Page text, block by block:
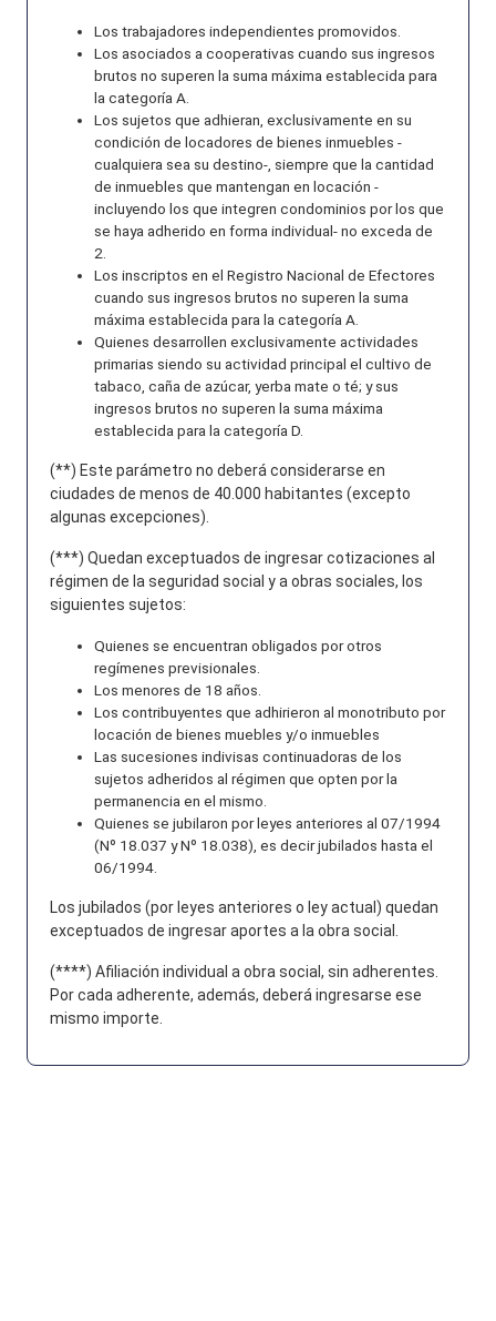
Los trabajadores independientes promovidos.
Los asociados a cooperativas cuando sus ingresos
brutos no superen la suma máxima establecida para
la categoría A.
Los sujetos que adhieran, exclusivamente en su
condición de locadores de bienes inmuebles -
cualquiera sea su destino-, siempre que la cantidad
de inmuebles que mantengan en locación -
incluyendo los que integren condominios por los que
se haya adherido en forma individual- no exceda de
2.
Los inscriptos en el Registro Nacional de Efectores
cuando sus ingresos brutos no superen la suma
máxima establecida para la categoría A.
Quienes desarrollen exclusivamente actividades
primarias siendo su actividad principal el cultivo de
tabaco, caña de azúcar, yerba mate o té; y sus
ingresos brutos no superen la suma máxima
establecida para la categoría D.
(**) Este parámetro no deberá considerarse en
ciudades de menos de 40.000 habitantes (excepto
algunas excepciones).
(***) Quedan exceptuados de ingresar cotizaciones al
régimen de la seguridad social y a obras sociales, los
siguientes sujetos:
Quienes se encuentran obligados por otros
regímenes previsionales.
Los menores de 18 años.
Los contribuyentes que adhirieron al monotributo por
locación de bienes muebles y/o inmuebles
Las sucesiones indivisas continuadoras de los
sujetos adheridos al régimen que opten por la
permanencia en el mismo.
Quienes se jubilaron por leyes anteriores al 07/1994
(Nº 18.037 y Nº 18.038), es decir jubilados hasta el
06/1994.
Los jubilados (por leyes anteriores o ley actual) quedan
exceptuados de ingresar aportes a la obra social.
(****) Afiliación individual a obra social, sin adherentes.
Por cada adherente, además, deberá ingresarse ese
mismo importe.